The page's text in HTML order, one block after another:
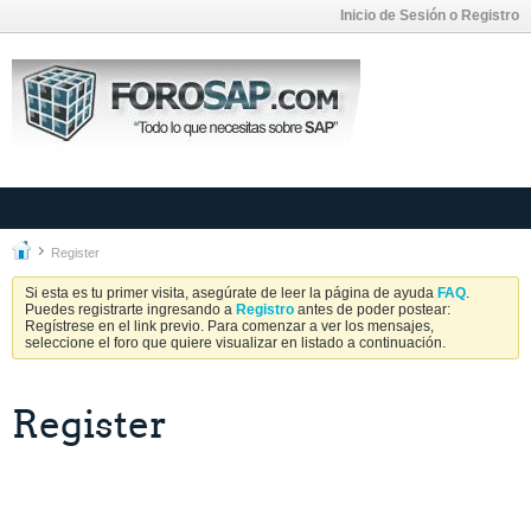
Inicio de Sesión o Registro
Register
Si esta es tu primer visita, asegúrate de leer la página de ayuda FAQ.
Puedes registrarte ingresando a Registro antes de poder postear:
Regístrese en el link previo. Para comenzar a ver los mensajes,
seleccione el foro que quiere visualizar en listado a continuación.
Register